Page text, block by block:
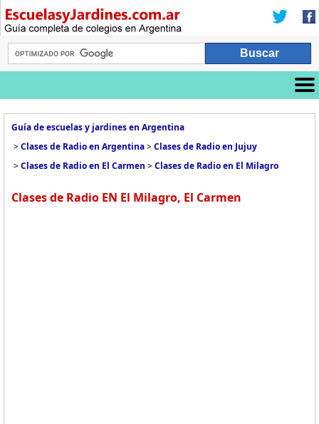
Guía de escuelas y jardines en Argentina
>Clases de Radio en Argentina>Clases de Radio en Jujuy
>Clases de Radio en El Carmen >Clases de Radio en El Milagro
Clases de Radio EN El Milagro, El Carmen